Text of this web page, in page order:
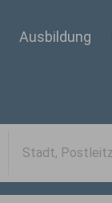
Ausbildung